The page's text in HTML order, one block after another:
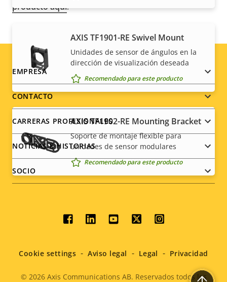
AXIS TF1901-RE Swivel Mount
Unidades de sensor de ángulos en la
dirección de visualización deseada
Recomendado para este producto
AXIS TF1902-RE Mounting Bracket
Soporte de montaje flexible para
unidades de sensor modulares
Recomendado para este producto
producto aquí.
Footer
menu
EMPRESA
CONTACTO
CARRERAS PROFESIONALES
NOTICIAS E HISTORIAS
SOCIO
Social
menu
© 2026Axis Communications AB. Reservados todos los
Cookie settings Aviso legal Legal Privacidad